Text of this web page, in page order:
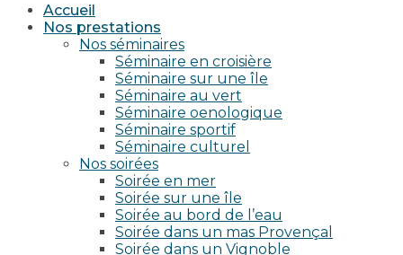
Accueil
Nos prestations
Nos séminaires
Séminaire en croisière
Séminaire sur une île
Séminaire au vert
Séminaire oenologique
Séminaire sportif
Séminaire culturel
Nos soirées
Soirée en mer
Soirée sur une île
Soirée au bord de l’eau
Soirée dans un mas Provençal
Soirée dans un Vignoble